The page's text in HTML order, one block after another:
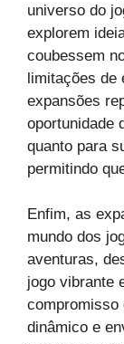
universo do
explorem
coubessem
limitações de
expansões
oportunidade
quanto para
permitindo
Enfim, as
mundo dos
aventuras,
jogo vibrante
compromisso
dinâmico e